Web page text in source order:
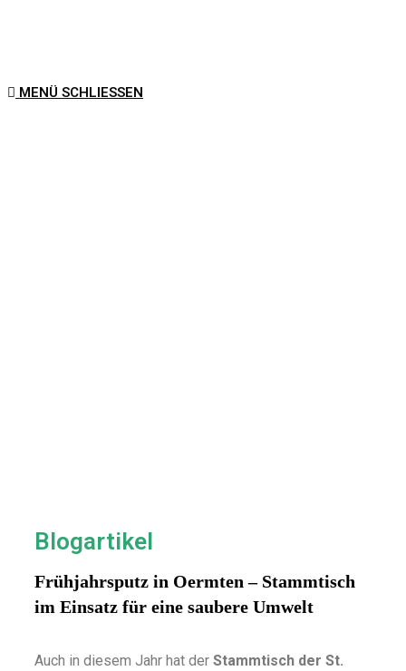
MENÜ SCHLIESSEN
Blogartikel
Frühjahrsputz in Oermten – Stammtisch
im Einsatz für eine saubere Umwelt ​
Auch in diesem Jahr hat der Stammtisch der St.